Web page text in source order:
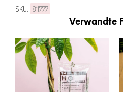
SKU: 811777
Verwandte